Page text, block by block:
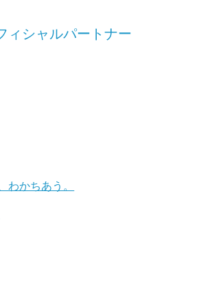
ィシャルパートナー